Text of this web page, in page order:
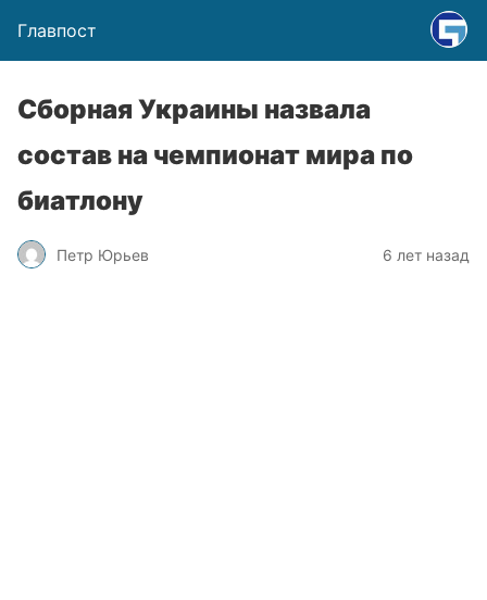
Главпост
Сборная Украины назвала
состав на чемпионат мира по
биатлону
Петр Юрьев 6 лет назад